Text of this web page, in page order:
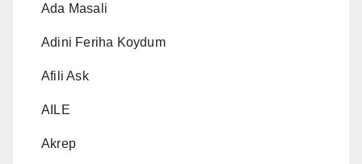
Ada Masali
Adini Feriha Koydum
Afili Ask
AILE
Akrep